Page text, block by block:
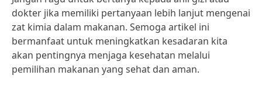
dokter jika memiliki pertanyaan lebih lanjut mengenai
zat kimia dalam makanan. Semoga artikel ini
bermanfaat untuk meningkatkan kesadaran kita
akan pentingnya menjaga kesehatan melalui
pemilihan makanan yang sehat dan aman.